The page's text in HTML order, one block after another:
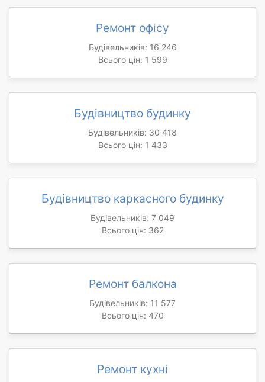
Ремонт офісу
Будівельників: 16 246
Всього цін: 1 599
Будівництво будинку
Будівельників: 30 418
Всього цін: 1 433
Будівництво каркасного будинку
Будівельників: 7 049
Всього цін: 362
Ремонт балкона
Будівельників: 11 577
Всього цін: 470
Ремонт кухні